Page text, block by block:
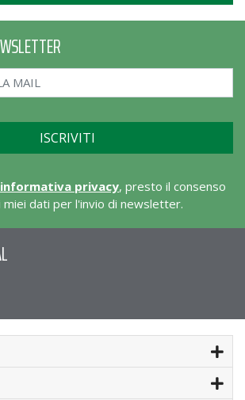
informativa privacy, presto il consenso
dati per l'invio di newsletter.